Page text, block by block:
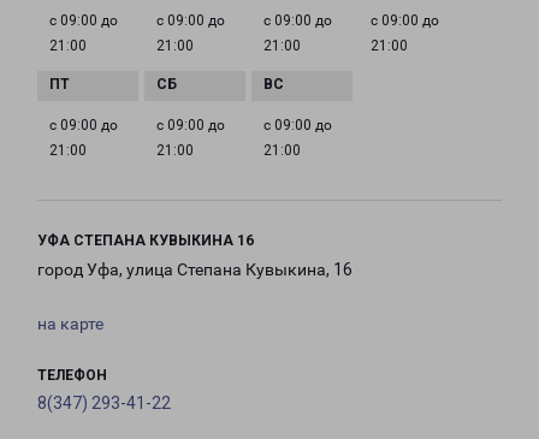
с 09:00 до
21:00
с 09:00 до
21:00
с 09:00 до
21:00
с 09:00 до
21:00
с 09:00 до
21:00
с 09:00 до
21:00
с 09:00 до
21:00
УФА СТЕПАНА КУВЫКИНА 16
город Уфа, улица Степана Кувыкина, 16
на карте
ТЕЛЕФОН
8(347) 293-41-22